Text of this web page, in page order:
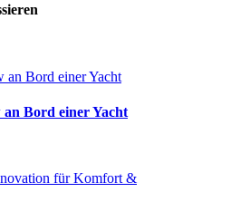
Bord einer Yacht